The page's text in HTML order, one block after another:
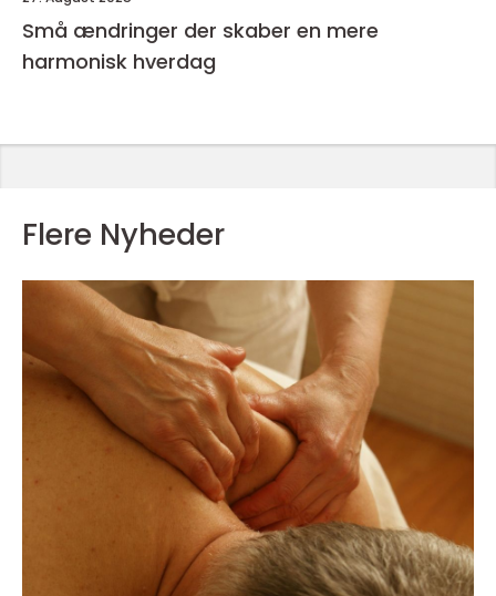
Små ændringer der skaber en mere
harmonisk hverdag
Flere Nyheder